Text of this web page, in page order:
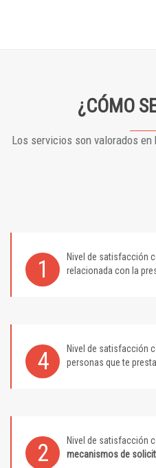
¿CÓMO
Los servicios son valorados
1 Nivel de satisfacción
relacionada con la
4 Nivel de satisfacción
personas que te
2 Nivel de satisfacción
mecanismos de